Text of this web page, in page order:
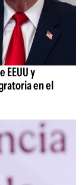
EEUU y
en el